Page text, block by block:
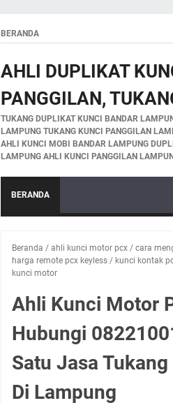
BERANDA
AHLI DUPLIKAT
PANGGILAN,
TUKANG DUPLIKAT KUNCI BANDAR
LAMPUNG TUKANG KUNCI PANGGILAN
AHLI KUNCI MOBI BANDAR LAMPUNG
LAMPUNG AHLI KUNCI PANGGILAN
BERANDA
Beranda / ahli kunci motor pcx / cara
harga remote pcx keyless / kunci kontak
kunci motor
Ahli Kunci Motor
Hubungi
Satu Jasa
Di Lampung